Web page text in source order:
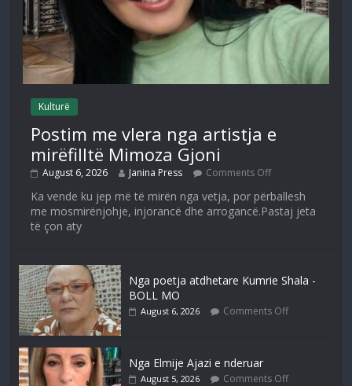
Kulturë
Postim me vlera nga artistja e
mirëfilltë Mimoza Gjoni
August 6, 2026 Janina Press Comments Off
Ka vende ku jep më të mirën nga vetja, por përballesh
me mosmirënjohje, injorancë dhe arrogancë.Pastaj jeta
të çon aty
Nga poetja atdhetare Kumrie Shala -
BOLL MO
August 6, 2026 Comments Off
Nga Elmije Ajazi e nderuar
August 5, 2026 Comments Off